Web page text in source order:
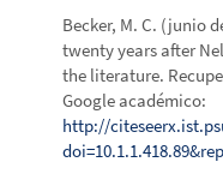
Becker, M. C. (junio
twenty years after
the literature.
Google académico:
http://